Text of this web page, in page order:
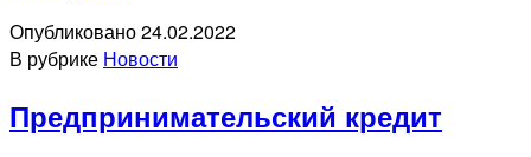
кредита
на
бизнес
Опубликовано24.02.2022
В рубрике Новости
Предпринимательский кредит